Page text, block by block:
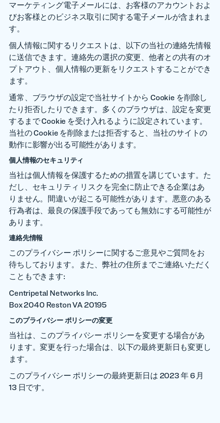
マーケティング電子メールには、お客様のアカウントおよ
びお客様とのビジネス取引に関する電子メールが含まれま
す。
個人情報に関するリクエストは、以下の当社の連絡先情報
に送信できます。連絡先の選択の変更、他者との共有のオ
プトアウト、個人情報の更新をリクエストすることができ
ます。
通常、ブラウザの設定で当社サイトから Cookie を削除し
たり拒否したりできます。多くのブラウザは、設定を変更
するまで Cookie を受け入れるように設定されています。
当社の Cookie を削除または拒否すると、当社のサイトの
動作に影響が出る可能性があります。
個人情報のセキュリティ
当社は個人情報を保護するための措置を講じています。た
だし、セキュリティ リスクを完全に防止できる企業はあ
りません。間違いが起こる可能性があります。悪意のある
行為者は、最良の保護手段であっても無効にする可能性が
あります。
連絡先情報
このプライバシー ポリシーに関するご意見やご質問をお
待ちしております。また、弊社の住所までご連絡いただく
こともできます:
Centripetal Networks Inc.
Box 2040 Reston VA 20195
このプライバシー ポリシーの変更
当社は、このプライバシー ポリシーを変更する場合があ
ります。変更を行った場合は、以下の最終更新日も変更し
ます。
このプライバシー ポリシーの最終更新日は 2023 年 6 月
13 日です。